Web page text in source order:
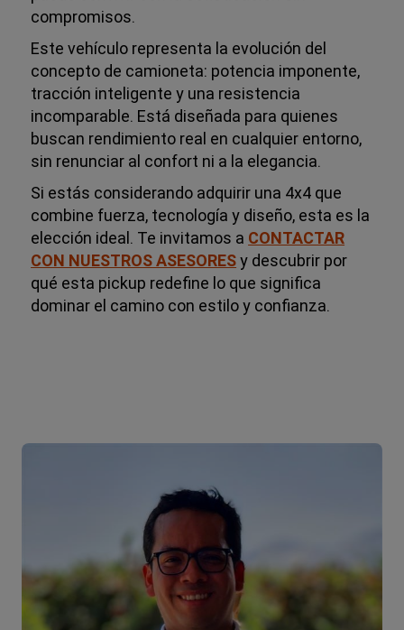
compromisos.
Este vehículo representa la evolución del
concepto de camioneta: potencia imponente,
tracción inteligente y una resistencia
incomparable. Está diseñada para quienes
buscan rendimiento real en cualquier entorno,
sin renunciar al confort ni a la elegancia.
Si estás considerando adquirir una 4x4 que
combine fuerza, tecnología y diseño, esta es la
elección ideal. Te invitamos a CONTACTAR
CON NUESTROS ASESORESy descubrir por
qué esta pickup redefine lo que significa
dominar el camino con estilo y confianza.